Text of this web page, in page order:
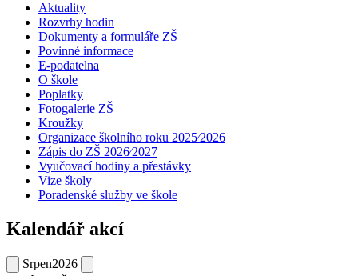
Aktuality
Rozvrhy hodin
Dokumenty a formuláře ZŠ
Povinné informace
E-podatelna
O škole
Poplatky
Fotogalerie ZŠ
Kroužky
Organizace školního roku 2025⁄2026
Zápis do ZŠ 2026⁄2027
Vyučovací hodiny a přestávky
Vize školy
Poradenské služby ve škole
Kalendář akcí
Srpen2026